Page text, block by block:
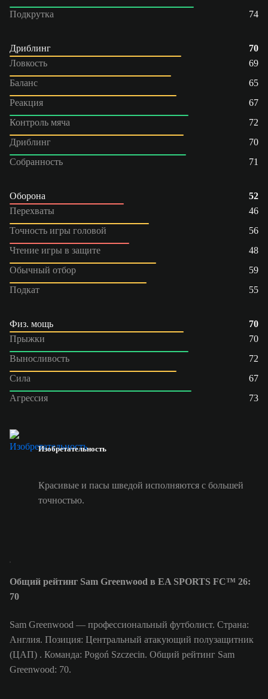
Подкрутка
74
Дриблинг
70
Ловкость
69
Баланс
65
Реакция
67
Контроль мяча
72
Дриблинг
70
Собранность
71
Оборона
52
Перехваты
46
Точность игры головой
56
Чтение игры в защите
48
Обычный отбор
59
Подкат
55
Физ. мощь
70
Прыжки
70
Выносливость
72
Сила
67
Агрессия
73
Изобретательность
Красивые и пасы шведой исполняются с большей
точностью.
Общий рейтинг Sam Greenwood в EA SPORTS FC™ 26:
70
Sam Greenwood — профессиональный футболист. Страна:
Англия. Позиция: Центральный атакующий полузащитник
(ЦАП) . Команда: Pogoń Szczecin. Общий рейтинг Sam
Greenwood: 70.